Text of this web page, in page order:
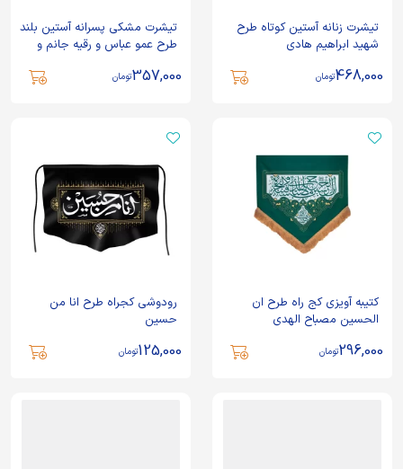
تیشرت زنانه آستین کوتاه طرح
شهید ابراهیم هادی
468,000تومان
تیشرت مشکی پسرانه آستین بلند
طرح عمو عباس و رقیه جانم و
357,000تومان
کتیبه آویزی کج راه طرح ان
الحسین مصباح الهدی
296,000تومان
رودوشی کجراه طرح انا من
حسین
125,000تومان